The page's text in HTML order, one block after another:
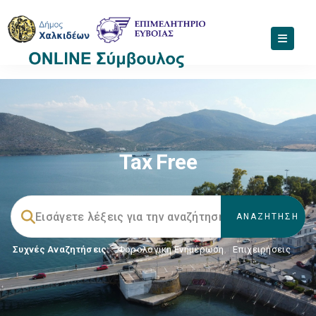
Tax Free
Συχνές Αναζητήσεις: Φορολογικη Ενημέρωση, Επιχειρήσεις